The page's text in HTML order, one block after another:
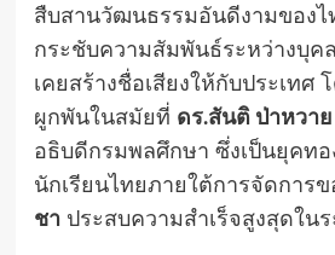
สืบสานวัฒนธรรมอันดีงามของไ
กระชับความสัมพันธ์ระหว่างบุค
เคยสร้างชื่อเสียงให้กับประเทศ
ผูกพันในสมัยที่ ดร.สันติ ป่าหวาย
อธิบดีกรมพลศึกษา ซึ่งเป็นยุคท
นักเรียนไทยภายใต้การจัดการข
ชาประสบความสำเร็จสูงสุดใน